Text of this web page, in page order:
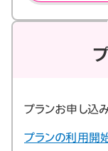
プランお申し込
プランの利用開